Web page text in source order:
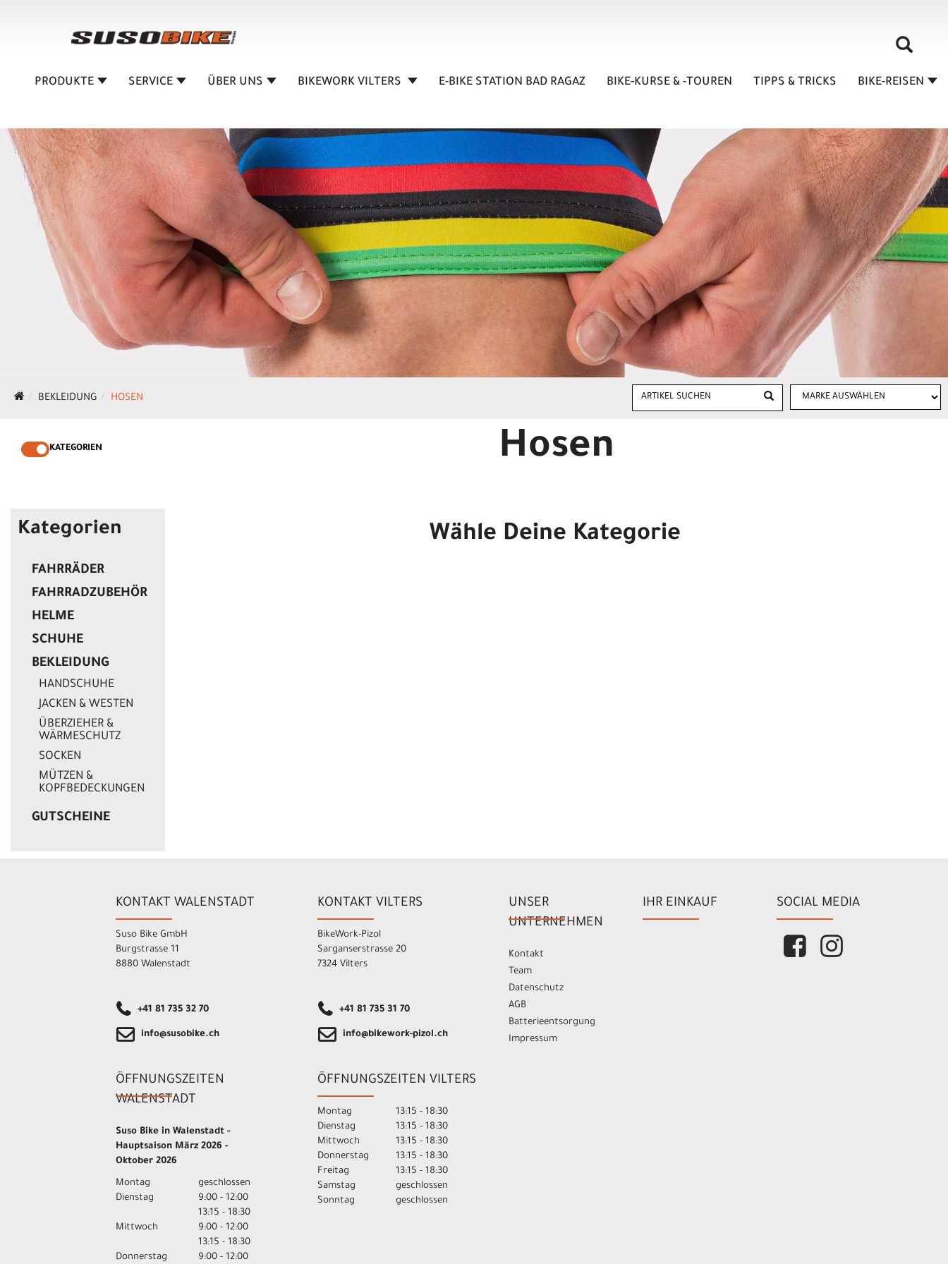
PRODUKTE SERVICE ÜBER UNS BIKEWORK VILTERS E-BIKE STATION BAD RAGAZ BIKE-KURSE & -TOUREN TIPPS & TRICKS BIKE-REISEN
BEKLEIDUNG HOSEN
KATEGORIEN Hosen
Kategorien
FAHRRÄDER
FAHRRADZUBEHÖR
HELME
SCHUHE
BEKLEIDUNG
HANDSCHUHE
JACKEN & WESTEN
ÜBERZIEHER &
WÄRMESCHUTZ
SOCKEN
MÜTZEN &
KOPFBEDECKUNGEN
GUTSCHEINE
Wähle Deine Kategorie
KONTAKT WALENSTADT
Suso Bike GmbH
Burgstrasse 11
8880 Walenstadt
+41 81 735 32 70
info@susobike.ch
ÖFFNUNGSZEITEN
WALENSTADT
Suso Bike in Walenstadt -
Hauptsaison März 2026 -
Oktober 2026
Montag
geschlossen
Dienstag
9:00 - 12:00
13:15 - 18:30
Mittwoch
9:00 - 12:00
13:15 - 18:30
Donnerstag
9:00 - 12:00
KONTAKT VILTERS
BikeWork-Pizol
Sarganserstrasse 20
7324 Vilters
+41 81 735 31 70
info@bikework-pizol.ch
ÖFFNUNGSZEITEN VILTERS
Montag
13:15 - 18:30
Dienstag
13:15 - 18:30
Mittwoch
13:15 - 18:30
Donnerstag
13:15 - 18:30
Freitag
13:15 - 18:30
Samstag
geschlossen
Sonntag
geschlossen
UNSER
UNTERNEHMEN
Kontakt
Team
Datenschutz
AGB
Batterieentsorgung
Impressum
IHR EINKAUF SOCIAL MEDIA